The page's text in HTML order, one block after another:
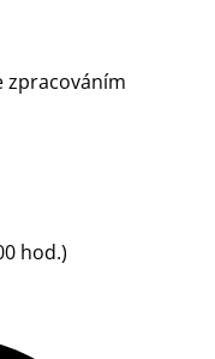
zpracováním
hod.)